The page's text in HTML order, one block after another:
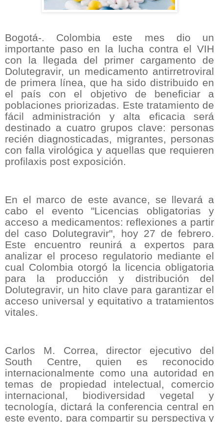
Bogotá-. Colombia este mes dio un
importante paso en la lucha contra el VIH
con la llegada del primer cargamento de
Dolutegravir, un medicamento antirretroviral
de primera línea, que ha sido distribuido en
el país con el objetivo de beneficiar a
poblaciones priorizadas. Este tratamiento de
fácil administración y alta eficacia será
destinado a cuatro grupos clave: personas
recién diagnosticadas, migrantes, personas
con falla virológica y aquellas que requieren
profilaxis post exposición.
En el marco de este avance, se llevará a
cabo el evento "Licencias obligatorias y
acceso a medicamentos: reflexiones a partir
del caso Dolutegravir", hoy 27 de febrero.
Este encuentro reunirá a expertos para
analizar el proceso regulatorio mediante el
cual Colombia otorgó la licencia obligatoria
para la producción y distribución del
Dolutegravir, un hito clave para garantizar el
acceso universal y equitativo a tratamientos
vitales.
Carlos M. Correa, director ejecutivo del
South Centre, quien es reconocido
internacionalmente como una autoridad en
temas de propiedad intelectual, comercio
internacional, biodiversidad vegetal y
tecnología, dictará la conferencia central en
este evento, para compartir su perspectiva y